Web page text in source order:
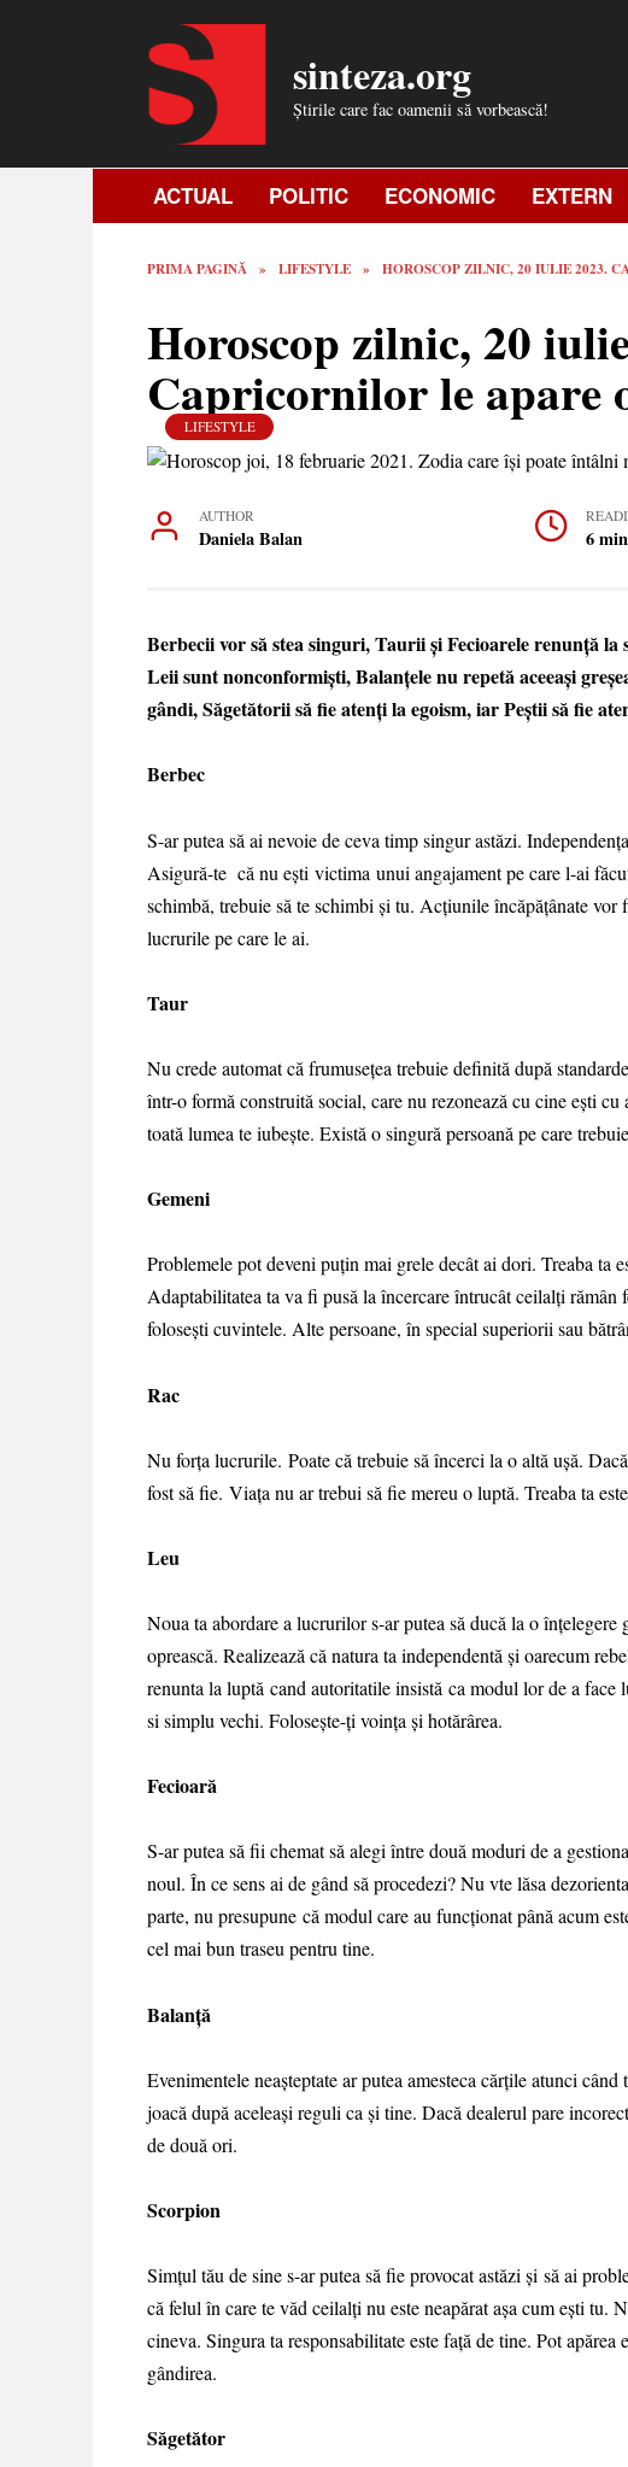
sinteza.org
Știrile care fac oamenii să vorbească!
ACTUAL POLITIC ECONOMIC EXTERN
PRIMA PAGINĂ » LIFESTYLE » HOROSCOP ZILNIC, 20 IULIE 2023.
Horoscop zilnic, 20
Capricornilor le apare
LIFESTYLE
AUTHOR
Daniela Balan 6 min
Berbecii vor să stea singuri, Taurii și Fecioarele renunță
Leii sunt nonconformiști, Balanțele nu repetă aceeași
gândi, Săgetătorii să fie atenți la egoism, iar Peștii să fie
Berbec
S-ar putea să ai nevoie de ceva timp singur astăzi.
Asigură-te că nu ești victima unui angajament pe care l-ai
schimbă, trebuie să te schimbi și tu. Acțiunile încăpățânate
lucrurile pe care le ai.
Taur
Nu crede automat că frumusețea trebuie definită după
într-o formă construită social, care nu rezonează cu cine ești
toată lumea te iubește. Există o singură persoană pe care
Gemeni
Problemele pot deveni puțin mai grele decât ai dori. Treaba ta
Adaptabilitatea ta va fi pusă la încercare întrucât ceilalți
folosești cuvintele. Alte persoane, în special superiorii sau
Rac
Nu forța lucrurile. Poate că trebuie să încerci la o altă ușă.
fost să fie. Viața nu ar trebui să fie mereu o luptă. Treaba ta
Leu
Noua ta abordare a lucrurilor s-ar putea să ducă la o înțelegere
oprească. Realizează că natura ta independentă și oarecum
renunta la luptă cand autoritatile insistă ca modul lor de a
si simplu vechi. Folosește-ți voința și hotărârea.
Fecioară
S-ar putea să fii chemat să alegi între două moduri de a
noul. În ce sens ai de gând să procedezi? Nu vte lăsa
parte, nu presupune că modul care au funcționat până acum
cel mai bun traseu pentru tine.
Balanță
Evenimentele neașteptate ar putea amesteca cărțile atunci
joacă după aceleași reguli ca și tine. Dacă dealerul pare
de două ori.
Scorpion
Simțul tău de sine s-ar putea să fie provocat astăzi și să ai
că felul în care te văd ceilalți nu este neapărat așa cum ești
cineva. Singura ta responsabilitate este față de tine. Pot
gândirea.
Săgetător